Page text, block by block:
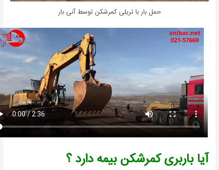
حمل بار با تریلی کمرشکن توسط آنی بار
باربری کمرشکن بیمه دارد ؟